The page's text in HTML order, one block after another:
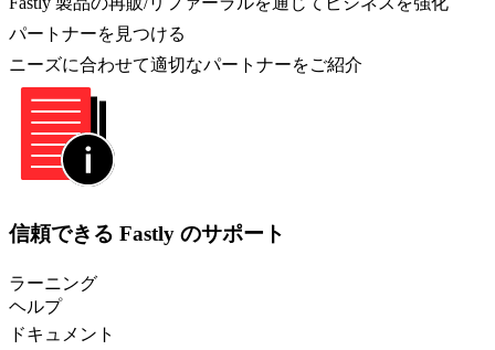
パートナーを見つける
ニーズに合わせて適切なパートナーをご紹介
信頼できる Fastly のサポート
ラーニング
ヘルプ
ドキュメント